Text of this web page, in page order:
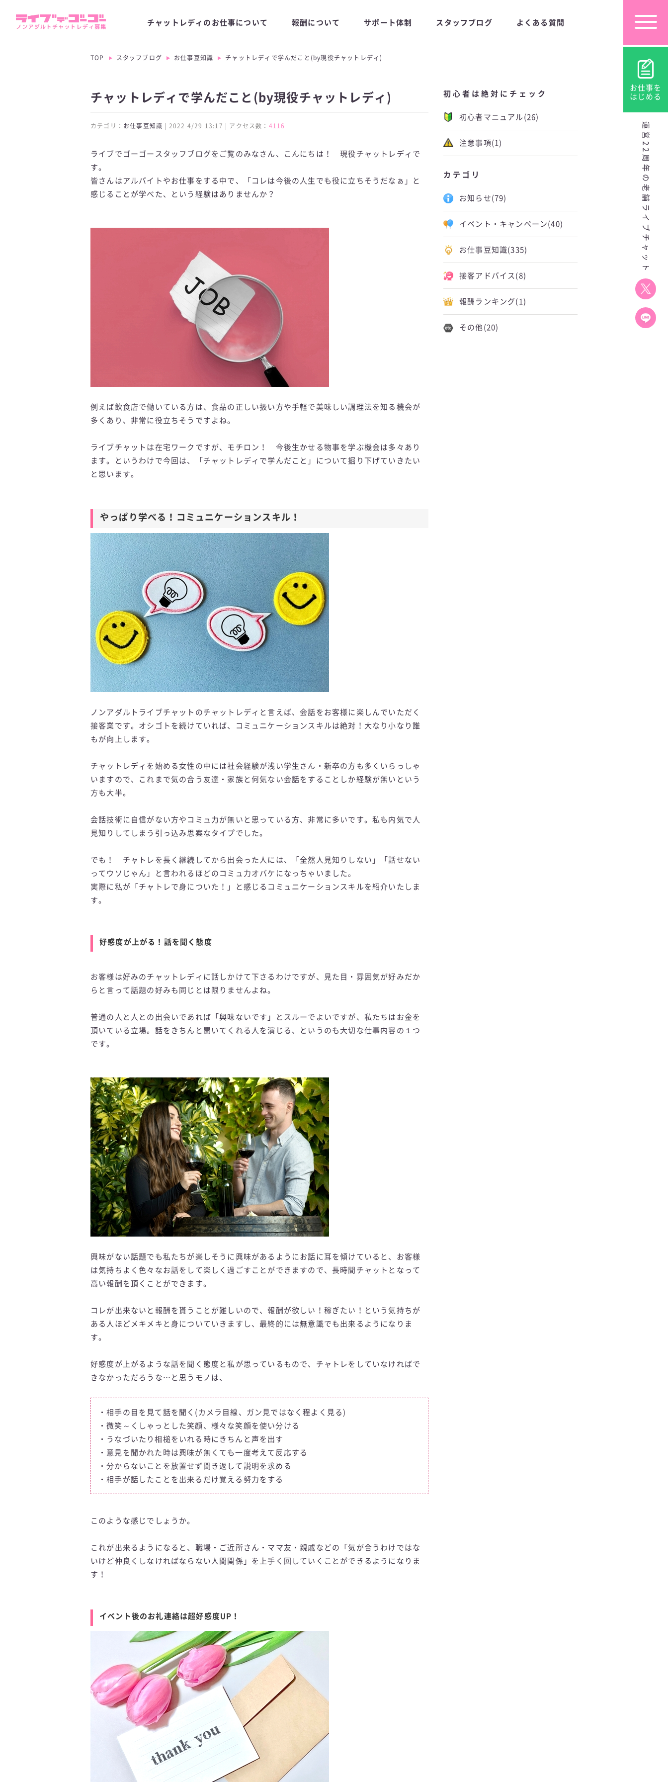
お仕事を
はじめる
運営22周年の老舗ライブチャット
チャットレディのお仕事について 報酬について サポート体制 スタッフブログ よくある質問
TOP スタッフブログ お仕事豆知識 チャットレディで学んだこと(by現役チャットレディ)
チャットレディで学んだこと(by現役チャットレディ)
カテゴリ： お仕事豆知識 | 2022 4/29 13:17 | アクセス数： 4116
ライブでゴーゴースタッフブログをご覧のみなさん、こんにちは！ 現役チャットレディで
す。
皆さんはアルバイトやお仕事をする中で、「コレは今後の人生でも役に立ちそうだなぁ」と
感じることが学べた、という経験はありませんか？
例えば飲食店で働いている方は、食品の正しい扱い方や手軽で美味しい調理法を知る機会が
多くあり、非常に役立ちそうですよね。
ライブチャットは在宅ワークですが、モチロン！ 今後生かせる物事を学ぶ機会は多々あり
ます。というわけで今回は、「チャットレディで学んだこと」について掘り下げていきたい
と思います。
やっぱり学べる！コミュニケーションスキル！
ノンアダルトライブチャットのチャットレディと言えば、会話をお客様に楽しんでいただく
接客業です。オシゴトを続けていれば、コミュニケーションスキルは絶対！大なり小なり誰
もが向上します。
チャットレディを始める女性の中には社会経験が浅い学生さん・新卒の方も多くいらっしゃ
いますので、これまで気の合う友達・家族と何気ない会話をすることしか経験が無いという
方も大半。
会話技術に自信がない方やコミュ力が無いと思っている方、非常に多いです。私も内気で人
見知りしてしまう引っ込み思案なタイプでした。
でも！ チャトレを長く継続してから出会った人には、「全然人見知りしない」「話せない
ってウソじゃん」と言われるほどのコミュ力オバケになっちゃいました。
実際に私が「チャトレで身についた！」と感じるコミュニケーションスキルを紹介いたしま
す。
好感度が上がる！話を聞く態度
お客様は好みのチャットレディに話しかけて下さるわけですが、見た目・雰囲気が好みだか
らと言って話題の好みも同じとは限りませんよね。
普通の人と人との出会いであれば「興味ないです」とスルーでよいですが、私たちはお金を
頂いている立場。話をきちんと聞いてくれる人を演じる、というのも大切な仕事内容の１つ
です。
興味がない話題でも私たちが楽しそうに興味があるようにお話に耳を傾けていると、お客様
は気持ちよく色々なお話をして楽しく過ごすことができますので、長時間チャットとなって
高い報酬を頂くことができます。
コレが出来ないと報酬を貰うことが難しいので、報酬が欲しい！稼ぎたい！という気持ちが
ある人ほどメキメキと身についていきますし、最終的には無意識でも出来るようになりま
す。
好感度が上がるような話を聞く態度と私が思っているもので、チャトレをしていなければで
きなかっただろうな…と思うモノは、
・相手の目を見て話を聞く(カメラ目線、ガン見ではなく程よく見る)
・微笑～くしゃっとした笑顔、様々な笑顔を使い分ける
・うなづいたり相槌をいれる時にきちんと声を出す
・意見を聞かれた時は興味が無くても一度考えて反応する
・分からないことを放置せず聞き返して説明を求める
・相手が話したことを出来るだけ覚える努力をする
このような感じでしょうか。
これが出来るようになると、職場・ご近所さん・ママ友・親戚などの「気が合うわけではな
いけど仲良くしなければならない人間関係」を上手く回していくことができるようになりま
す！
イベント後のお礼連絡は超好感度UP！
初心者は絶対にチェック
初心者マニュアル (26)
注意事項 (1)
カテゴリ
お知らせ (79)
イベント・キャンペーン (40)
お仕事豆知識(335)
接客アドバイス (8)
報酬ランキング (1)
その他 (20)